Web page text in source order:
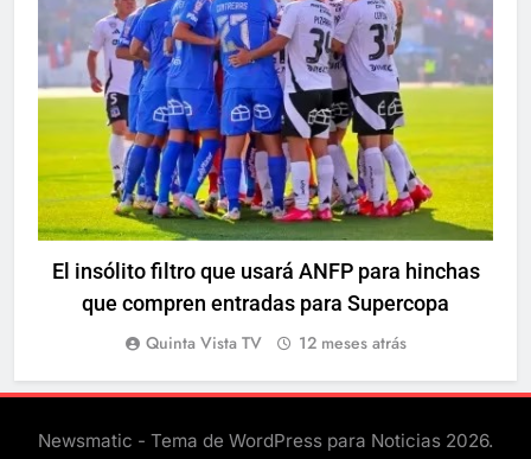
El insólito filtro que usará ANFP para hinchas
que compren entradas para Supercopa
Quinta Vista TV 12 meses atrás
Newsmatic - Tema de WordPress para Noticias 2026.